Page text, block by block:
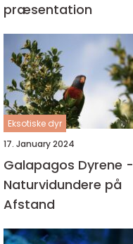
præsentation
Eksotiske dyr
17. January 2024
Galapagos Dyrene -
Naturvidundere på
Afstand